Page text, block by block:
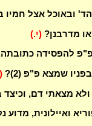
ובאוכל אצל חמיו
מדרבנן?(י.)
להפסידה
שמצא פ"פ (2)?
מצאתי דם,
ואיילונית, מדוע